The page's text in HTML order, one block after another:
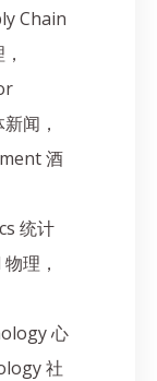
Chain
闻，
酒
统计
理，
心
社